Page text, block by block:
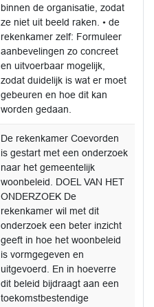
binnen de organisatie, zodat
ze niet uit beeld raken. • de
rekenkamer zelf: Formuleer
aanbevelingen zo concreet
en uitvoerbaar mogelijk,
zodat duidelijk is wat er moet
gebeuren en hoe dit kan
worden gedaan.
De rekenkamer Coevorden
is gestart met een onderzoek
naar het gemeentelijk
woonbeleid. DOEL VAN HET
ONDERZOEK De
rekenkamer wil met dit
onderzoek een beter inzicht
geeft in hoe het woonbeleid
is vormgegeven en
uitgevoerd. En in hoeverre
dit beleid bijdraagt aan een
toekomstbestendige